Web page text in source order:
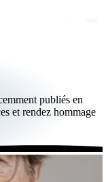
publiés en
et rendez hommage